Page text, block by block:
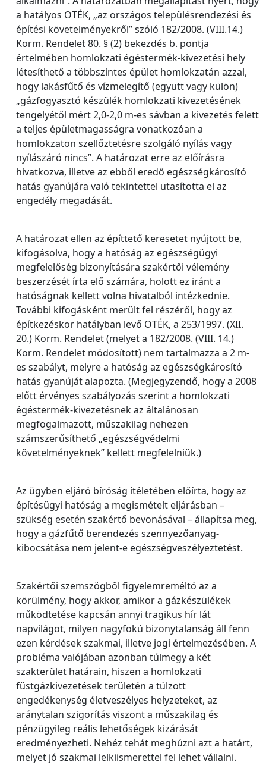
a hatályos OTÉK, „az országos településrendezési és
építési követelményekről” szóló 182/2008. (VIII.14.)
Korm. Rendelet 80. § (2) bekezdés b. pontja
értelmében homlokzati égéstermék-kivezetési hely
létesíthető a többszintes épület homlokzatán azzal,
hogy lakásfűtő és vízmelegítő (együtt vagy külön)
„gázfogyasztó készülék homlokzati kivezetésének
tengelyétől mért 2,0-2,0 m-es sávban a kivezetés felett
a teljes épületmagasságra vonatkozóan a
homlokzaton szellőztetésre szolgáló nyílás vagy
nyílászáró nincs”. A határozat erre az előírásra
hivatkozva, illetve az ebből eredő egészségkárosító
hatás gyanújára való tekintettel utasította el az
engedély megadását.
A határozat ellen az építtető keresetet nyújtott be,
kifogásolva, hogy a hatóság az egészségügyi
megfelelőség bizonyítására szakértői vélemény
beszerzését írta elő számára, holott ez iránt a
hatóságnak kellett volna hivatalból intézkednie.
További kifogásként merült fel részéről, hogy az
építkezéskor hatályban levő OTÉK, a 253/1997. (XII.
20.) Korm. Rendelet (melyet a 182/2008. (VIII. 14.)
Korm. Rendelet módosított) nem tartalmazza a 2 m-
es szabályt, melyre a hatóság az egészségkárosító
hatás gyanúját alapozta. (Megjegyzendő, hogy a 2008
előtt érvényes szabályozás szerint a homlokzati
égéstermék-kivezetésnek az általánosan
megfogalmazott, műszakilag nehezen
számszerűsíthető „egészségvédelmi
követelményeknek” kellett megfelelniük.)
Az ügyben eljáró bíróság ítéletében előírta, hogy az
építésügyi hatóság a megismételt eljárásban –
szükség esetén szakértő bevonásával – állapítsa meg,
hogy a gázfűtő berendezés szennyezőanyag-
kibocsátása nem jelent-e egészségveszélyeztetést.
Szakértői szemszögből figyelemreméltó az a
körülmény, hogy akkor, amikor a gázkészülékek
működtetése kapcsán annyi tragikus hír lát
napvilágot, milyen nagyfokú bizonytalanság áll fenn
ezen kérdések szakmai, illetve jogi értelmezésében. A
probléma valójában azonban túlmegy a két
szakterület határain, hiszen a homlokzati
füstgázkivezetések területén a túlzott
engedékenység életveszélyes helyzeteket, az
aránytalan szigorítás viszont a műszakilag és
pénzügyileg reális lehetőségek kizárását
eredményezheti. Nehéz tehát meghúzni azt a határt,
melyet jó szakmai lelkiismerettel fel lehet vállalni.